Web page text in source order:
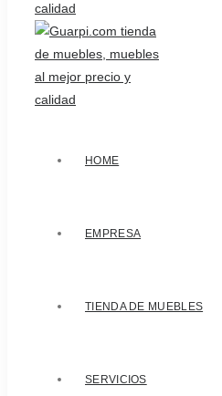
HOME
EMPRESA
TIENDA DE MUEBLES
SERVICIOS